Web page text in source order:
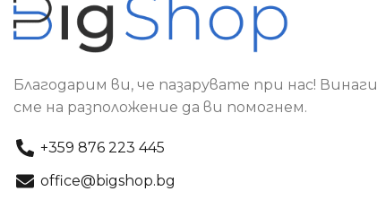
Благодарим ви, че пазарувате при нас! Винаги
сме на разположение да ви помогнем.
+359 876 223 445
office@bigshop.bg